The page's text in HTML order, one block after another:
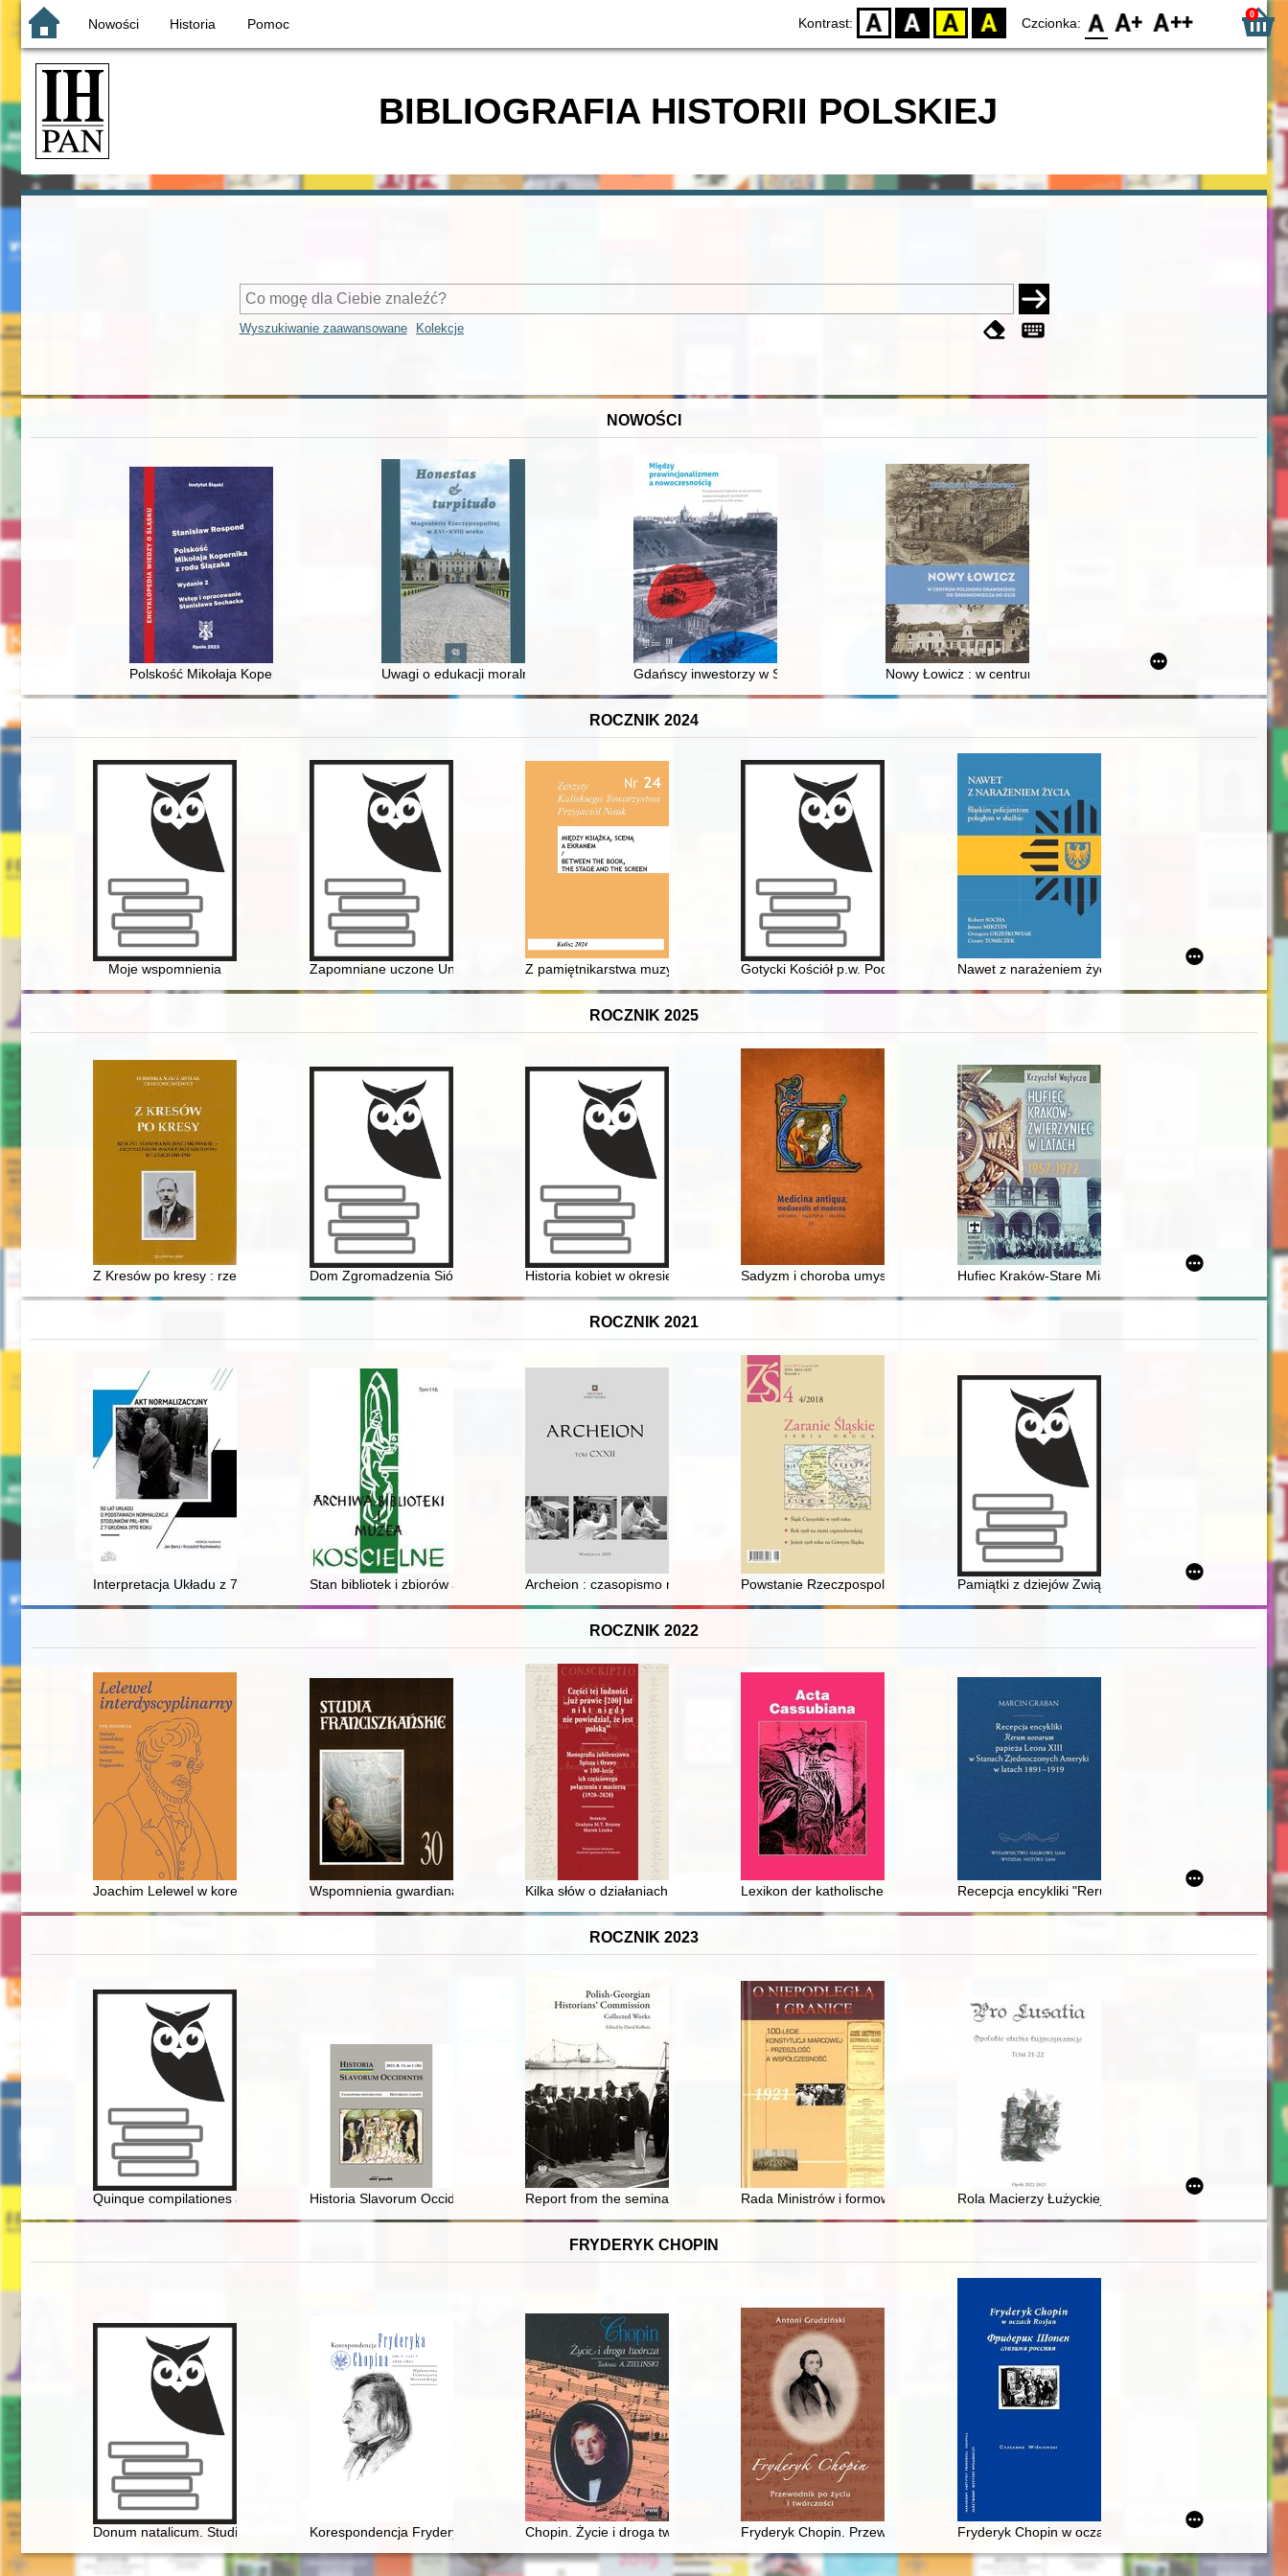
Nowości Historia Pomoc Kontrast: D BW YB BY Czcionka: F0 F1 F2 0
BIBLIOGRAFIA HISTORII POLSKIEJ
Wyszukiwanie zaawansowane Kolekcje
NOWOŚCI
Polskość Mikołaja Kopernika z rodu ŚlązakaUwagi o edukacji moralnej synów szlacheckich w XVI-wiecznej RzeczypospolitejGdańscy inwestorzy w Sopocie : prestiż finansowy i towarzyski lokalnego mieszczaństwa w 2. poł. XIX w
Nowy Łowicz : w centrum poligonu drawskiego od średniowiecza
ROCZNIK 2024
Moje wspomnienia Zapomniane uczone Uniwersytetu Poznańskiego: doc. dr hab.Wisława Knapowska - nauczycielka i historyczka (7.06.1889-8.05.1956)
Z pamiętnikarstwa muzycznego : recepcja "Wspomnień" Kazimierza Wiłkomirskiego w listach od przyjaciół
Gotycki Kościół p.w. Podwyższenia Krzyża Świętego w Przezmarku : geneza formy i
Nawet z narażeniem życia : śląskim policjantom
ROCZNIK 2025
Z Kresów po kresy : rzecz o Stanisławie Żenczykowskim - szczycieńskim inspektorze szkolnym w latach 1945-1948
Dom Zgromadzenia Sióstr Służebnic Matki Dobrego Pasterza w Białymstoku przy ul. Elizy Orzeszkowej 5 w latach 1925-2025
Historia kobiet w okresie 1945-1989 : dokonania naukowe, upowszechnianie badań, perspektywy i postulaty = The history
Sadyzm i choroba umysłowa w środowisku magnackim dawnej Rzeczypospolitej : casus
Hufiec Kraków-Stare Miasto w latach 1957-1972
ROCZNIK 2021
Interpretacja Układu z 7 grudnia 1970 roku w PolsceStan bibliotek i zbiorów archiwalnych bazyliańskich klasztorów w świetle wizytacji (1799-1824)
Archeion : czasopismo naukowe poświęcone sprawom archiwalnym. Tom 122 (2021)
Powstanie Rzeczpospolitej Polskiej a stosunki czechosłowacko-polskie w latach 1918-
Pamiątki z dziejów Związku Nauczycielstwa
ROCZNIK 2022
Joachim Lelewel w korespondencji z Cyprianem DaszkiewiczemWspomnienia gwardiana klasztoru bernardynów w Przeworsku, Władysława Włodyki OFM z okresu wojny, 1939-1941
Kilka słów o działaniach budzicielskich Towarzystwa Przyjaciół OrawyLexikon der katholischen Bischöfe im Polen des Goldenen Zeitalters 1500-1600 -
Recepcja encykliki "Rerum novarum" papieża Leona
ROCZNIK 2023
Quinque compilationes antiquae przykładem systematyki oraz współpracy ustawodawcy, sądów i uniwersytetu
Historia Slavorum Occidentis : czasopismo historyczne = historický časopis. R. 13, nr 1 (2023)
Report from the seminar of the Polish-Georgian historians' commission : november 22-26, Tbilisi 2019
Rada Ministrów i formowanie się administracji rządowejRola Macierzy Łużyckiej w budzeniu świadomości
FRYDERYK CHOPIN
Donum natalicum. Studia Thaddaeo Przybylski octogenario dedicata
Korespondencja Fryderyka Chopina. T. 3 cz. 1,Chopin. Życie i droga twórcza Fryderyk Chopin. Przewodnik po życiu i twórczościFryderyk Chopin w oczach Rosjan. Antologia.